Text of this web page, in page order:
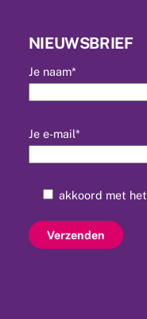
NIEUWSBRIEF
Je naam*
Je e-mail*
akkoord met het